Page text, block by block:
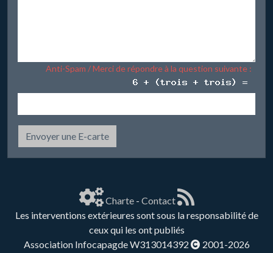
Anti-Spam / Merci de répondre à la question suivante :
Envoyer une E-carte
Charte- Contact
Les interventions extérieures sont sous la responsabilité de
ceux qui les ont publiés
Association Infocapagde W313014392
2001-2026